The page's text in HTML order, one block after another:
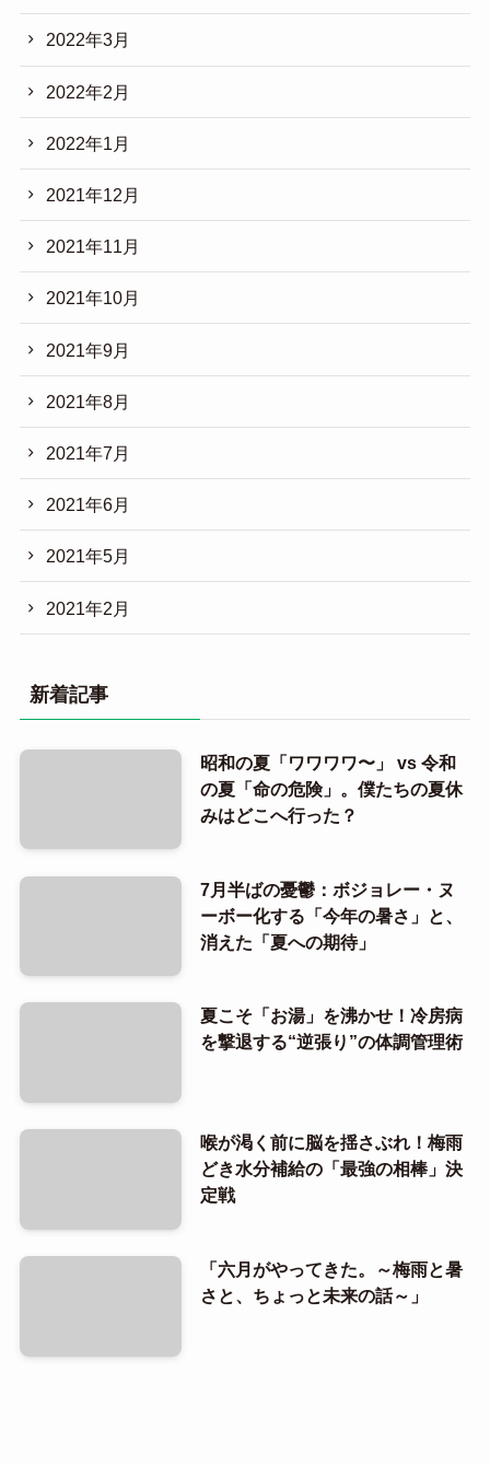
2022年3月
2022年2月
2022年1月
2021年12月
2021年11月
2021年10月
2021年9月
2021年8月
2021年7月
2021年6月
2021年5月
2021年2月
新着記事
昭和の夏「ワワワワ〜」 vs 令和
の夏「命の危険」。僕たちの夏休
みはどこへ行った？
7月半ばの憂鬱：ボジョレー・ヌ
ーボー化する「今年の暑さ」と、
消えた「夏への期待」
夏こそ「お湯」を沸かせ！冷房病
を撃退する“逆張り”の体調管理術
喉が渇く前に脳を揺さぶれ！梅雨
どき水分補給の「最強の相棒」決
定戦
「六月がやってきた。～梅雨と暑
さと、ちょっと未来の話～」